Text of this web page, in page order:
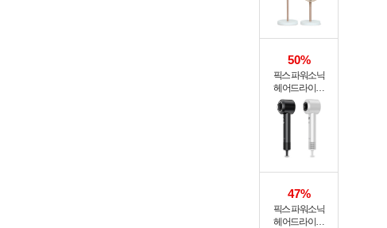
50%
픽스 파워소닉
헤어드라이기
XHS-701
47%
픽스 파워소닉
헤어드라이기